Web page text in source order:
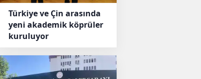
Türkiye ve Çin arasında
yeni akademik köprüler
kuruluyor